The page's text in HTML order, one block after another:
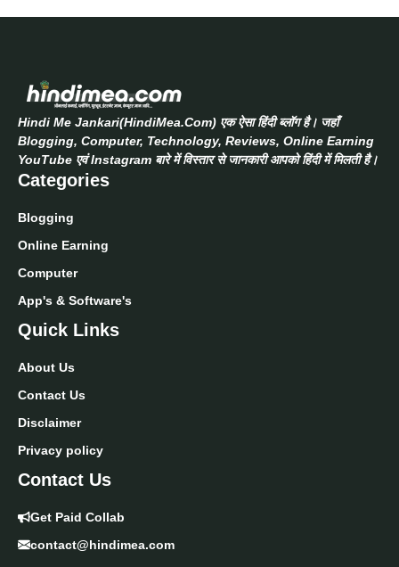
Hindi Me Jankari(HindiMea.Com) एक ऐसा हिंदी ब्लॉग है। जहाँ
Blogging, Computer, Technology, Reviews, Online Earning
YouTube एवं Instagram बारे में विस्तार से जानकारी आपको हिंदी में मिलती है।
Categories
Blogging
Online Earning
Computer
App's & Software's
Quick Links
About Us
Contact Us
Disclaimer
Privacy policy
Contact Us
Get Paid Collab
contact@hindimea.com